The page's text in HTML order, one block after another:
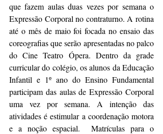
que fazem aulas duas vezes por semana o
Expressão Corporal no contraturno. A rotina
até o mês de maio foi focada no ensaio das
coreografias que serão apresentadas no palco
do Cine Teatro Ópera. Dentro da grade
curricular do colégio, os alunos da Educação
Infantil e 1º ano do Ensino Fundamental
participam das aulas de Expressão Corporal
uma vez por semana. A intenção das
atividades é estimular a coordenação motora
e a noção espacial.  Matrículas para o